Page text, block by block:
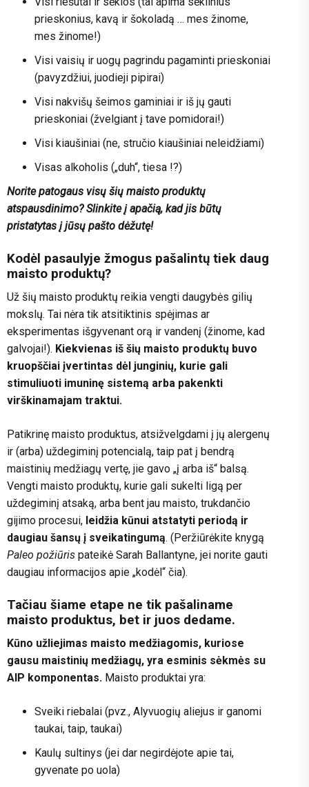
prieskonius, kavą ir šokoladą … mes žinome,
mes žinome!)
Visi vaisių ir uogų pagrindu pagaminti prieskoniai
(pavyzdžiui, juodieji pipirai)
Visi nakvišų šeimos gaminiai ir iš jų gauti
prieskoniai (žvelgiant į tave pomidorai!)
Visi kiaušiniai (ne, stručio kiaušiniai neleidžiami)
Visas alkoholis („duh“, tiesa !?)
Norite patogaus visų šių maisto produktų
atspausdinimo? Slinkite į apačią, kad jis būtų
pristatytas į jūsų pašto dėžutę!
Kodėl pasaulyje žmogus pašalintų tiek daug
maisto produktų?
Už šių maisto produktų reikia vengti daugybės gilių
mokslų. Tai nėra tik atsitiktinis spėjimas ar
eksperimentas išgyvenant orą ir vandenį (žinome, kad
galvojai!). Kiekvienas iš šių maisto produktų buvo
kruopščiai įvertintas dėl junginių, kurie gali
stimuliuoti imuninę sistemą arba pakenkti
virškinamajam traktui.
Patikrinę maisto produktus, atsižvelgdami į jų alergenų
ir (arba) uždegiminį potencialą, taip pat į bendrą
maistinių medžiagų vertę, jie gavo „į arba iš“ balsą.
Vengti maisto produktų, kurie gali sukelti ligą per
uždegiminį atsaką, arba bent jau maisto, trukdančio
gijimo procesui, leidžia kūnui atstatyti periodą ir
daugiau šansų į sveikatingumą. (Peržiūrėkite knygą
Paleo požiūris pateikė Sarah Ballantyne, jei norite gauti
daugiau informacijos apie „kodėl“ čia).
Tačiau šiame etape ne tik pašaliname
maisto produktus, bet ir juos dedame.
Kūno užliejimas maisto medžiagomis, kuriose
gausu maistinių medžiagų, yra esminis sėkmės su
AIP komponentas. Maisto produktai yra:
Sveiki riebalai (pvz., Alyvuogių aliejus ir ganomi
taukai, taip, taukai)
Kaulų sultinys (jei dar negirdėjote apie tai,
gyvenate po uola)